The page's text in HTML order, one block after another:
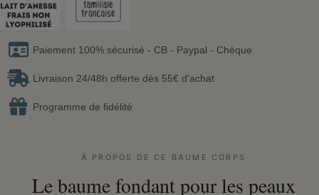
Paiement 100% sécurisé - CB - Paypal - Chèque
Livraison 24/48h offerte dès 55€ d'achat
Programme de fidélité
À PROPOS DE CE BAUME CORPS
Le baume fondant pour les peaux